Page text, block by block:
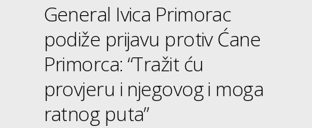
General Ivica Primorac
podiže prijavu protiv Ćane
Primorca: “Tražit ću
provjeru i njegovog i moga
ratnog puta”